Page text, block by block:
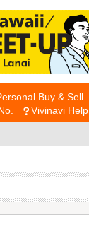
Buy & Sell
Vivinavi Help